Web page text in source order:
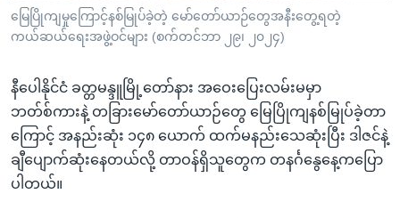
ကြည့်
ရန်
ရန်
နေရာ
သို့
ကျော်
ရန်
မြေပြိုကျမှုကြောင့်နစ်မြုပ်ခဲ့တဲ့ မော်တော်ယာဉ်တွေအနီးတွေ့ရတဲ့
ကယ်ဆယ်ရေးအဖွဲ့ဝင်များ (စက်တင်ဘာ ၂၉၊ ၂၀၂၄)
နီပေါနိုင်ငံ ခတ္တမန္ဒူမြို့တော်နား အဝေးပြေးလမ်းမမှာ
ဘတ်စ်ကားနဲ့ တခြားမော်တော်ယာဉ်တွေ မြေပြိုကျနစ်မြုပ်ခဲ့တာ
ကြောင့် အနည်းဆုံး ၁၄၈ ယောက် ထက်မနည်းသေဆုံးပြီး ဒါဇင်နဲ့
ချီပျောက်ဆုံးနေတယ်လို့ တာဝန်ရှိသူတွေက တနင်္ဂနွေနေ့ကပြော
ပါတယ်။